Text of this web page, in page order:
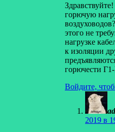
горючую
этого не
нагрузке
к изоляции
горючести
Войдите,
2019 в